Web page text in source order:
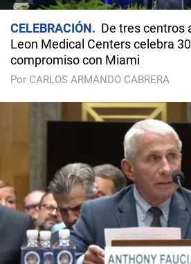
CELEBRACIÓN
De tres centros
Leon Medical Centers celebra
compromiso con Miami
Por CARLOS ARMANDO CABRERA